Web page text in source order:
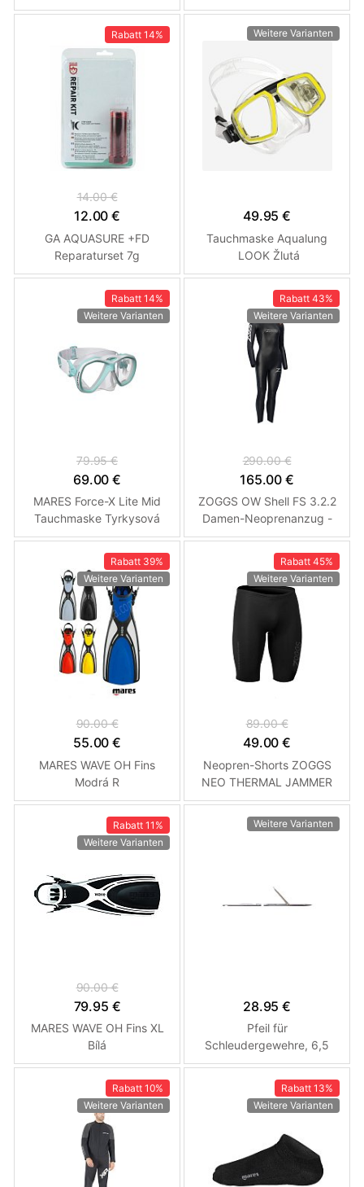
Schwarz
Rabatt 14%
14.00 €
12.00 €
​​​​​​​GA AQUASURE +FD
Reparaturset 7g
Getriebereparaturset
Weitere Varianten
49.95 €
Tauchmaske Aqualung
LOOK Žlutá
Rabatt 14%
Weitere Varianten
79.95 €
69.00 €
MARES Force-X Lite Mid
Tauchmaske Tyrkysová
Rabatt 43%
Weitere Varianten
290.00 €
165.00 €
ZOGGS OW Shell FS 3.2.2
Damen-Neoprenanzug -
Damen L
Rabatt 39%
Weitere Varianten
90.00 €
55.00 €
MARES WAVE OH Fins
Modrá R
Rabatt 45%
Weitere Varianten
89.00 €
49.00 €
Neopren-Shorts ZOGGS
NEO THERMAL JAMMER
0.5 - UNISEX - Shorts XS
Rabatt 11%
Weitere Varianten
90.00 €
79.95 €
MARES WAVE OH Fins XL
Bílá
Weitere Varianten
28.95 €
Pfeil für
Schleudergewehre, 6,5
mm, Zink Mares 140 cm
Rabatt 10%
Weitere Varianten
Rabatt 13%
Weitere Varianten